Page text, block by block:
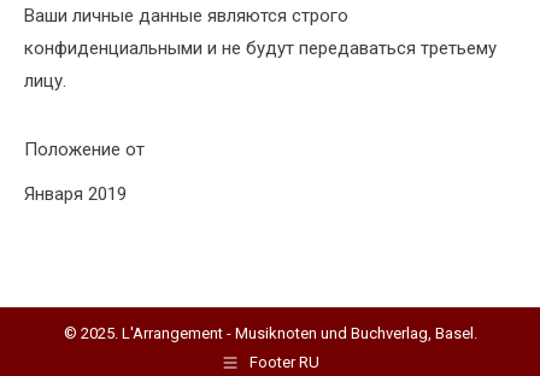
Ваши личные данные являются строго
конфиденциальными и не будут передаваться третьему
лицу.
Положение от
Января 2019
© 2025. L'Arrangement - Musiknoten und Buchverlag, Basel.
Footer RU